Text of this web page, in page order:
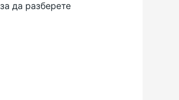
за да разберете